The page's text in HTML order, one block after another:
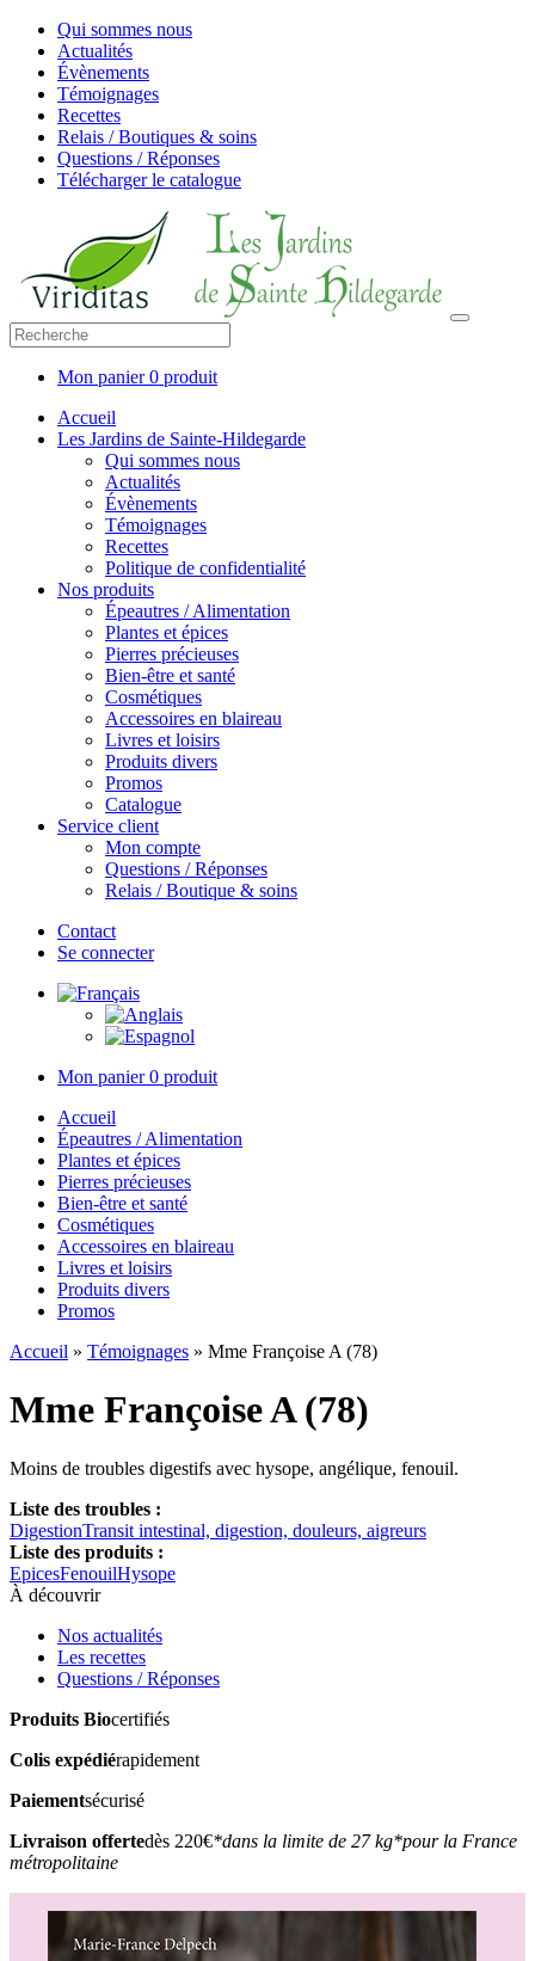
Qui sommes nous
Actualités
Évènements
Témoignages
Recettes
Relais / Boutiques & soins
Questions / Réponses
Télécharger le catalogue
Mon panier0 produit
Accueil
Les Jardins de Sainte-Hildegarde
Qui sommes nous
Actualités
Évènements
Témoignages
Recettes
Politique de confidentialité
Nos produits
Épeautres / Alimentation
Plantes et épices
Pierres précieuses
Bien-être et santé
Cosmétiques
Accessoires en blaireau
Livres et loisirs
Produits divers
Promos
Catalogue
Service client
Mon compte
Questions / Réponses
Relais / Boutique & soins
Contact
Se connecter
Mon panier0 produit
Accueil
Épeautres / Alimentation
Plantes et épices
Pierres précieuses
Bien-être et santé
Cosmétiques
Accessoires en blaireau
Livres et loisirs
Produits divers
Promos
Accueil » Témoignages » Mme Françoise A (78)
Mme Françoise A (78)
Moins de troubles digestifs avec hysope, angélique, fenouil.
Liste des troubles :
DigestionTransit intestinal, digestion, douleurs, aigreurs
Liste des produits :
EpicesFenouilHysope
À découvrir
Nos actualités
Les recettes
Questions / Réponses
Produits Biocertifiés
Colis expédiérapidement
Paiementsécurisé
Livraison offertedès 220€*dans la limite de 27 kg*pour la France
métropolitaine